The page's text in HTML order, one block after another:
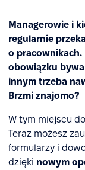
Managerowie i
regularnie
o pracownikach.
obowiązku
innym trzeba
Brzmi znajomo?
W tym miejscu
Teraz możesz
formularzy i
dzięki nowym